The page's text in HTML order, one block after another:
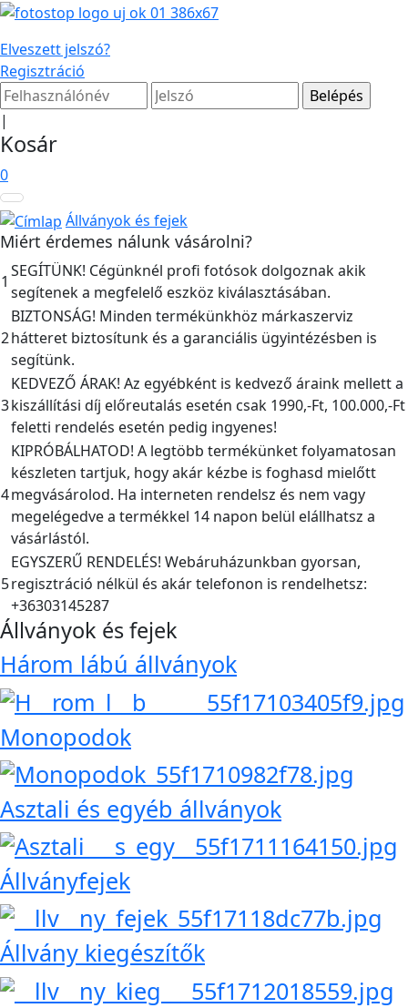
Elveszett jelszó?
Regisztráció
|
Kosár
0
Állványok és fejek
Miért érdemes nálunk vásárolni?
1
SEGÍTÜNK! Cégünknél profi fotósok dolgoznak akik
segítenek a megfelelő eszköz kiválasztásában.
2
BIZTONSÁG! Minden termékünkhöz márkaszerviz
hátteret biztosítunk és a garanciális ügyintézésben is
segítünk.
3
KEDVEZŐ ÁRAK! Az egyébként is kedvező áraink mellett a
kiszállítási díj előreutalás esetén csak 1990,-Ft, 100.000,-Ft
feletti rendelés esetén pedig ingyenes!
4
KIPRÓBÁLHATOD! A legtöbb termékünket folyamatosan
készleten tartjuk, hogy akár kézbe is foghasd mielőtt
megvásárolod. Ha interneten rendelsz és nem vagy
megelégedve a termékkel 14 napon belül elállhatsz a
vásárlástól.
5
EGYSZERŰ RENDELÉS! Webáruházunkban gyorsan,
regisztráció nélkül és akár telefonon is rendelhetsz:
+36303145287
Állványok és fejek
Három lábú állványok
Monopodok
Asztali és egyéb állványok
Állványfejek
Állvány kiegészítők